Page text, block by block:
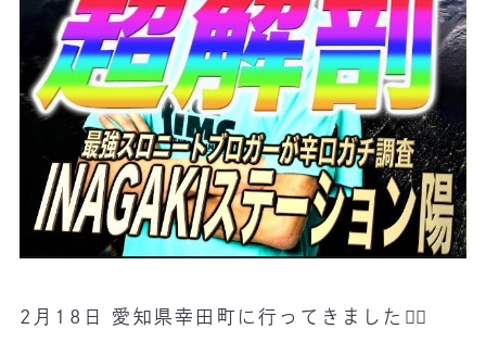
2月18日 愛知県幸田町に行ってきました🏃‍♂️